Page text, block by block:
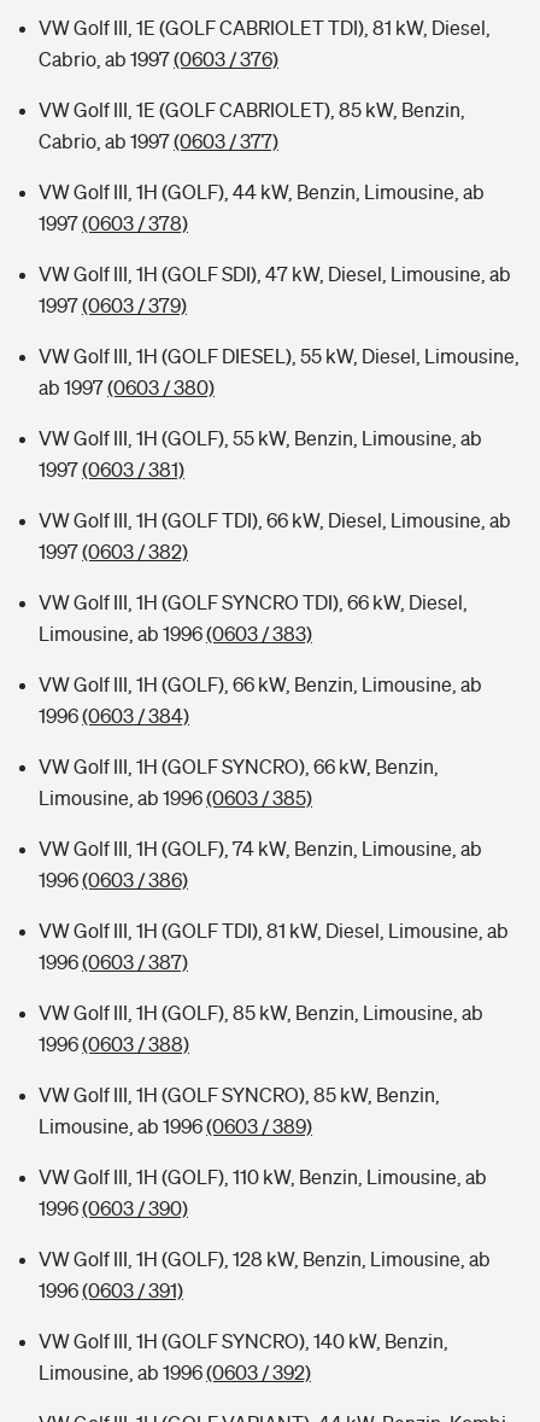
VW Golf III, 1E (GOLF CABRIOLET TDI), 81 kW, Diesel,
Cabrio, ab 1997(0603 / 376)
VW Golf III, 1E (GOLF CABRIOLET), 85 kW, Benzin,
Cabrio, ab 1997(0603 / 377)
VW Golf III, 1H (GOLF), 44 kW, Benzin, Limousine, ab
1997(0603 / 378)
VW Golf III, 1H (GOLF SDI), 47 kW, Diesel, Limousine, ab
1997(0603 / 379)
VW Golf III, 1H (GOLF DIESEL), 55 kW, Diesel, Limousine,
ab 1997(0603 / 380)
VW Golf III, 1H (GOLF), 55 kW, Benzin, Limousine, ab
1997(0603 / 381)
VW Golf III, 1H (GOLF TDI), 66 kW, Diesel, Limousine, ab
1997(0603 / 382)
VW Golf III, 1H (GOLF SYNCRO TDI), 66 kW, Diesel,
Limousine, ab 1996(0603 / 383)
VW Golf III, 1H (GOLF), 66 kW, Benzin, Limousine, ab
1996(0603 / 384)
VW Golf III, 1H (GOLF SYNCRO), 66 kW, Benzin,
Limousine, ab 1996(0603 / 385)
VW Golf III, 1H (GOLF), 74 kW, Benzin, Limousine, ab
1996(0603 / 386)
VW Golf III, 1H (GOLF TDI), 81 kW, Diesel, Limousine, ab
1996(0603 / 387)
VW Golf III, 1H (GOLF), 85 kW, Benzin, Limousine, ab
1996(0603 / 388)
VW Golf III, 1H (GOLF SYNCRO), 85 kW, Benzin,
Limousine, ab 1996(0603 / 389)
VW Golf III, 1H (GOLF), 110 kW, Benzin, Limousine, ab
1996(0603 / 390)
VW Golf III, 1H (GOLF), 128 kW, Benzin, Limousine, ab
1996(0603 / 391)
VW Golf III, 1H (GOLF SYNCRO), 140 kW, Benzin,
Limousine, ab 1996(0603 / 392)